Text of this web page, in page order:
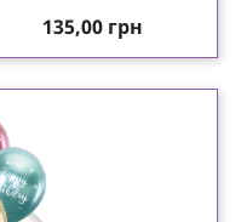
Цена
135,00 грн